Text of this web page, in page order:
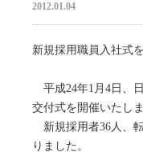
2012.01.04
新規採用職員入社式
平成24年1月4日、
交付式を開催いたしま
新規採用者36人、
りました。